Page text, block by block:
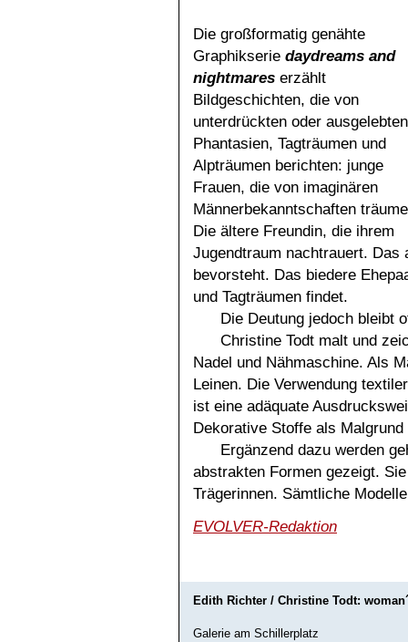
Die großformatig genähte
Graphikserie daydreams and
nightmares erzählt
Bildgeschichten, die von
unterdrückten oder ausgelebten
Phantasien, Tagträumen und
Alpträumen berichten: junge
Frauen, die von imaginären
Männerbekanntschaften
Die ältere Freundin, die ihrem
Jugendtraum nachtrauert.
bevorsteht. Das biedere
und Tagträumen findet.
Die Deutung jedoch bleibt
Christine Todt malt und
Nadel und Nähmaschine. Als
Leinen. Die Verwendung
ist eine adäquate
Dekorative Stoffe als
Ergänzend dazu werden
abstrakten Formen gezeigt.
Trägerinnen. Sämtliche
EVOLVER-Redaktion
Edith Richter / Christine Todt:
Galerie am Schillerplatz